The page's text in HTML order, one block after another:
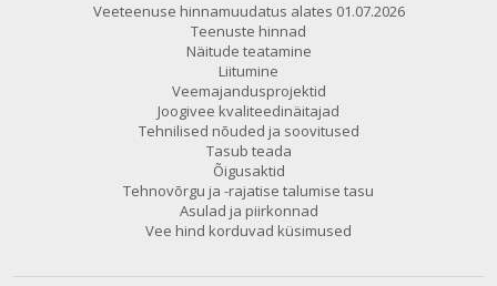
Veeteenuse hinnamuudatus alates 01.07.2026
Teenuste hinnad
Näitude teatamine
Liitumine
Veemajandusprojektid
Joogivee kvaliteedinäitajad
Tehnilised nõuded ja soovitused
Tasub teada
Õigusaktid
Tehnovõrgu ja -rajatise talumise tasu
Asulad ja piirkonnad
Vee hind korduvad küsimused